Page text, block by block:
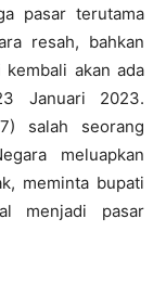
pasar terutama
resah, bahkan
akan ada
Januari 2023.
salah seorang
meluapkan
meminta bupati
menjadi pasar